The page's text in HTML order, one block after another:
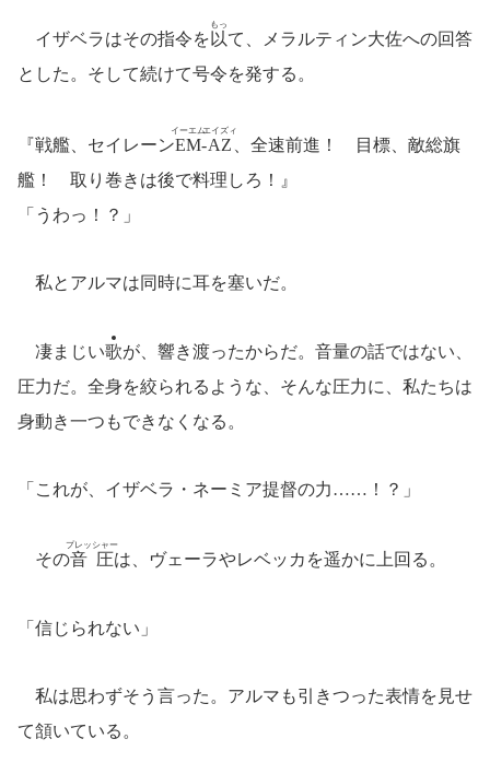
イザベラはその指令を 以
もっ
て、メラルティン大佐への回答
とした。そして続けて号令を発する。
『戦艦、セイレーンEM
イーエム
-AZ
エイズィ
、全速前進！ 目標、敵総旗
艦！ 取り巻きは後で料理しろ！』
「うわっ！？」
私とアルマは同時に耳を塞いだ。
凄まじい歌が、響き渡ったからだ。音量の話ではない、
圧力だ。全身を絞られるような、そんな圧力に、私たちは
身動き一つもできなくなる。
「これが、イザベラ・ネーミア提督の力……！？」
その音圧
プレッシャー
は、ヴェーラやレベッカを遥かに上回る。
「信じられない」
私は思わずそう言った。アルマも引きつった表情を見せ
て頷いている。